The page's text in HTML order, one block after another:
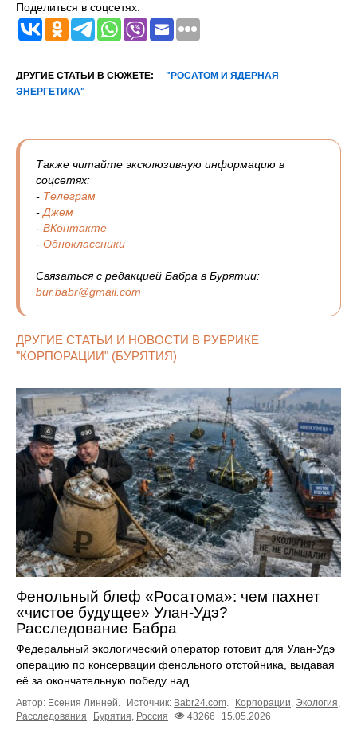
Поделиться в соцсетях:
ДРУГИЕ СТАТЬИ В СЮЖЕТЕ:
"РОСАТОМ И ЯДЕРНАЯ
ЭНЕРГЕТИКА"
Также читайте эксклюзивную информацию в
соцсетях:
- Телеграм
- Джем
- ВКонтакте
- Одноклассники
Связаться с редакцией Бабра в Бурятии:
bur.babr@gmail.com
ДРУГИЕ СТАТЬИ И НОВОСТИ В РУБРИКЕ
"КОРПОРАЦИИ" (БУРЯТИЯ)
Фенольный блеф «Росатома»: чем пахнет
«чистое будущее» Улан-Удэ?
Расследование Бабра
Федеральный экологический оператор готовит для Улан-Удэ
операцию по консервации фенольного отстойника, выдавая
её за окончательную победу над ...
Автор: Есения Линней. Источник: Babr24.com Корпорации Экология
Расследования
Бурятия Россия 43266 15.05.2026